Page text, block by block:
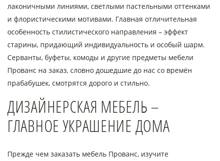
лаконичными линиями, светлыми пастельными оттенками
и флористическими мотивами. Главная отличительная
особенность стилистического направления – эффект
старины, придающий индивидуальность и особый шарм.
Серванты, буфеты, комоды и другие предметы мебели
Прованс на заказ, словно дошедшие до нас со времён
прабабушек, смотрятся дорого и стильно.
ДИЗАЙНЕРСКАЯ МЕБЕЛЬ –
ГЛАВНОЕ УКРАШЕНИЕ ДОМА
Прежде чем заказать мебель Прованс, изучите